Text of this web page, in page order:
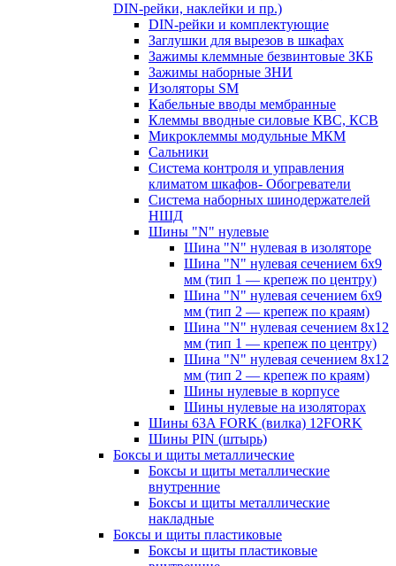
DIN-рейки, наклейки и пр.)
DIN-рейки и комплектующие
Заглушки для вырезов в шкафах
Зажимы клеммные безвинтовые ЗКБ
Зажимы наборные ЗНИ
Изоляторы SM
Кабельные вводы мембранные
Клеммы вводные силовые КВС, КСВ
Микроклеммы модульные МКМ
Сальники
Система контроля и управления
климатом шкафов- Обогреватели
Система наборных шинодержателей
НШД
Шины "N" нулевые
Шина "N" нулевая в изоляторе
Шина "N" нулевая сечением 6х9
мм (тип 1 — крепеж по центру)
Шина "N" нулевая сечением 6х9
мм (тип 2 — крепеж по краям)
Шина "N" нулевая сечением 8х12
мм (тип 1 — крепеж по центру)
Шина "N" нулевая сечением 8х12
мм (тип 2 — крепеж по краям)
Шины нулевые в корпусе
Шины нулевые на изоляторах
Шины 63A FORK (вилка) 12FORK
Шины PIN (штырь)
Боксы и щиты металлические
Боксы и щиты металлические
внутренние
Боксы и щиты металлические
накладные
Боксы и щиты пластиковые
Боксы и щиты пластиковые